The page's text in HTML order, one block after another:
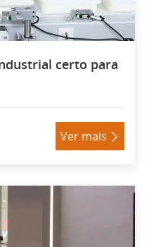
certo para
Ver mais 